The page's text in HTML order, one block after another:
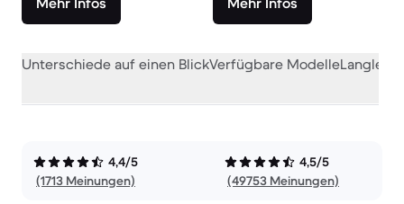
Unterschiede auf einen BlickVerfügbare Modelle
4,4/5
(1713 Meinungen)
4,5/5
(49753 Meinungen)